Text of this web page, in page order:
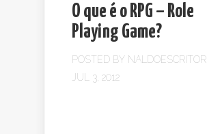
O que é o RPG – Role
Playing Game?
POSTED BY NALDOESCRITOR
JUL 3, 2012